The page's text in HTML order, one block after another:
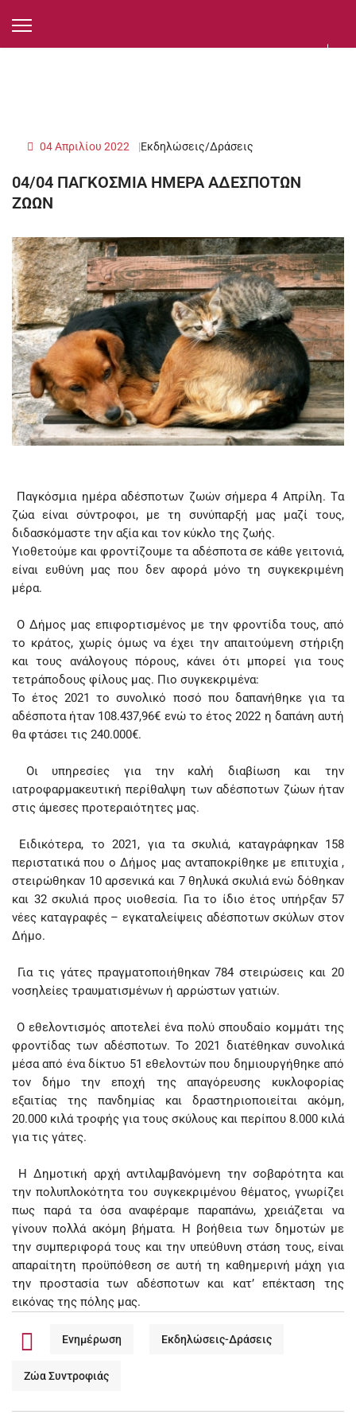
Εκδηλώσεις/Δράσεις
04 Απριλίου 2022
04/04 ΠΑΓΚΟΣΜΙΑ ΗΜΕΡΑ ΑΔΕΣΠΟΤΩΝ
ΖΩΩΝ
Παγκόσμια ημέρα αδέσποτων ζωών σήμερα 4 Απρίλη. Tα
ζώα είναι σύντροφοι, με τη συνύπαρξή μας μαζί τους,
διδασκόμαστε την αξία και τον κύκλο της ζωής.
Υιοθετούμε και φροντίζουμε τα αδέσποτα σε κάθε γειτονιά,
είναι ευθύνη μας που δεν αφορά μόνο τη συγκεκριμένη
μέρα.
Ο Δήμος μας επιφορτισμένος με την φροντίδα τους, από
το κράτος, χωρίς όμως να έχει την απαιτούμενη στήριξη
και τους ανάλογους πόρους, κάνει ότι μπορεί για τους
τετράποδους φίλους μας. Πιο συγκεκριμένα:
Το έτος 2021 το συνολικό ποσό που δαπανήθηκε για τα
αδέσποτα ήταν 108.437,96€ ενώ το έτος 2022 η δαπάνη αυτή
θα φτάσει τις 240.000€.
Οι υπηρεσίες για την καλή διαβίωση και την
ιατροφαρμακευτική περίθαλψη των αδέσποτων ζώων ήταν
στις άμεσες προτεραιότητες μας.
Ειδικότερα, το 2021, για τα σκυλιά, καταγράφηκαν 158
περιστατικά που ο Δήμος μας ανταποκρίθηκε με επιτυχία ,
στειρώθηκαν 10 αρσενικά και 7 θηλυκά σκυλιά ενώ δόθηκαν
και 32 σκυλιά προς υιοθεσία. Για το ίδιο έτος υπήρξαν 57
νέες καταγραφές – εγκαταλείψεις αδέσποτων σκύλων στον
Δήμο.
Για τις γάτες πραγματοποιήθηκαν 784 στειρώσεις και 20
νοσηλείες τραυματισμένων ή αρρώστων γατιών.
Ο εθελοντισμός αποτελεί ένα πολύ σπουδαίο κομμάτι της
φροντίδας των αδέσποτων. Το 2021 διατέθηκαν συνολικά
μέσα από ένα δίκτυο 51 εθελοντών που δημιουργήθηκε από
τον δήμο την εποχή της απαγόρευσης κυκλοφορίας
εξαιτίας της πανδημίας και δραστηριοποιείται ακόμη,
20.000 κιλά τροφής για τους σκύλους και περίπου 8.000 κιλά
για τις γάτες.
Η Δημοτική αρχή αντιλαμβανόμενη την σοβαρότητα και
την πολυπλοκότητα του συγκεκριμένου θέματος, γνωρίζει
πως παρά τα όσα αναφέραμε παραπάνω, χρειάζεται να
γίνουν πολλά ακόμη βήματα. Η βοήθεια των δημοτών με
την συμπεριφορά τους και την υπεύθυνη στάση τους, είναι
απαραίτητη προϋπόθεση σε αυτή τη καθημερινή μάχη για
την προστασία των αδέσποτων και κατ’ επέκταση της
εικόνας της πόλης μας.
Ενημέρωση Εκδηλώσεις-Δράσεις
Ζώα Συντροφιάς